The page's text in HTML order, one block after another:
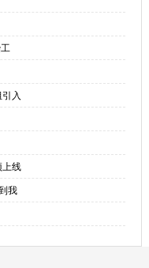
入
上线
我